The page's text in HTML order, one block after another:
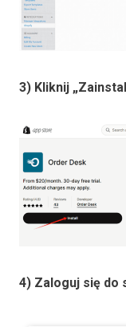
3) Kliknij
4) Zaloguj się do